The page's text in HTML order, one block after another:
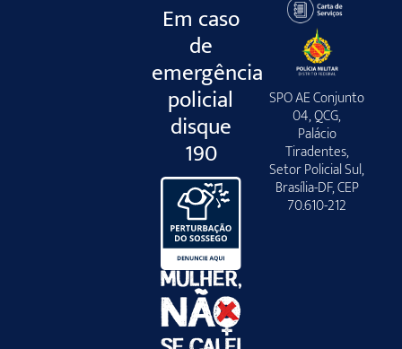
Em caso
de
emergência
policial
disque
190
SPO AE Conjunto
04, QCG,
Palácio
Tiradentes,
Setor Policial Sul,
Brasília-DF, CEP
70.610-212